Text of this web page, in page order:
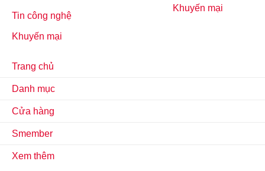
Khuyến mại
Tin công nghệ
Khuyến mại
Trang chủ
Danh mục
Cửa hàng
Smember
Xem thêm